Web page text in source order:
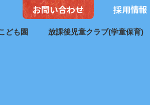
お問い合わせ 採用情報
ども園 放課後児童クラブ(学童保育)